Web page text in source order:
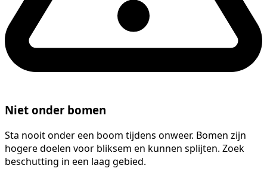
Niet onder bomen
Sta nooit onder een boom tijdens onweer. Bomen zijn
hogere doelen voor bliksem en kunnen splijten. Zoek
beschutting in een laag gebied.